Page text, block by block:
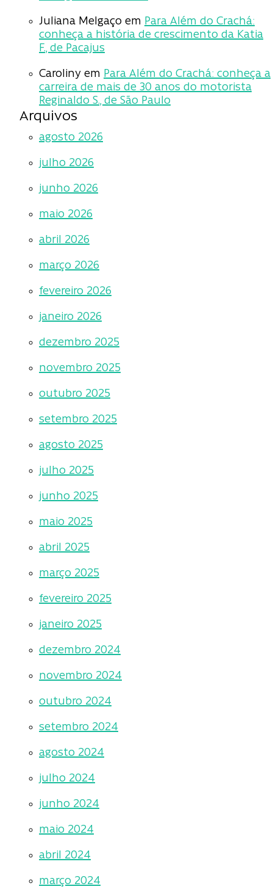
Juliana Melgaço em Para Além do Crachá:
conheça a história de crescimento da Katia
F., de Pacajus
Caroliny em Para Além do Crachá: conheça a
carreira de mais de 30 anos do motorista
Reginaldo S., de São Paulo
Arquivos
agosto 2026
julho 2026
junho 2026
maio 2026
abril 2026
março 2026
fevereiro 2026
janeiro 2026
dezembro 2025
novembro 2025
outubro 2025
setembro 2025
agosto 2025
julho 2025
junho 2025
maio 2025
abril 2025
março 2025
fevereiro 2025
janeiro 2025
dezembro 2024
novembro 2024
outubro 2024
setembro 2024
agosto 2024
julho 2024
junho 2024
maio 2024
abril 2024
março 2024